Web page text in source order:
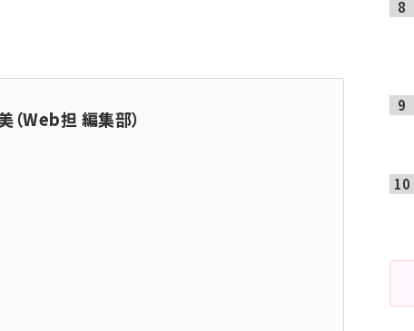
（Web担 編集部）